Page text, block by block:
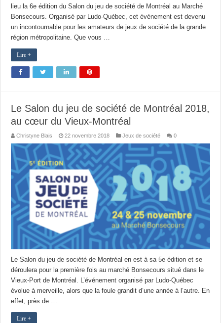
lieu la 6e édition du Salon du jeu de société de Montréal au Marché
Bonsecours. Organisé par Ludo-Québec, cet événement est devenu
un incontournable pour les amateurs de jeux de société de la grande
région métropolitaine. Que vous …
Lire +
Le Salon du jeu de société de Montréal 2018,
au cœur du Vieux-Montréal
Christyne Blais 22 novembre 2018 Jeux de société 0
Le Salon du jeu de société de Montréal en est à sa 5e édition et se
déroulera pour la première fois au marché Bonsecours situé dans le
Vieux-Port de Montréal. L’événement organisé par Ludo-Québec
évolue à merveille, alors que la foule grandit d’une année à l’autre. En
effet, près de …
Lire +